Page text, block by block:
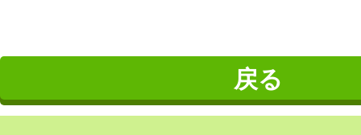
戻る